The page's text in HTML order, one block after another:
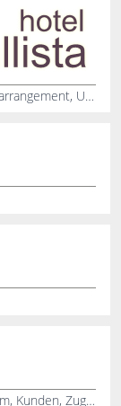
Hotel, Hotels, Vlaamse kust, Loungebar, Test arrangement, Uitdagend arrangement, Hondvriendelijke hotel
Hotel, Penzion, Gastronomisch, Swimbad, 2, km, Kunden, Zugelassen, Im, Zimmer